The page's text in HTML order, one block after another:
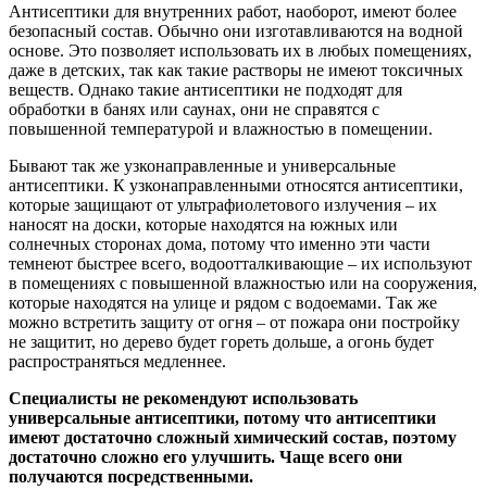
Антисептики для внутренних работ, наоборот, имеют более
безопасный состав. Обычно они изготавливаются на водной
основе. Это позволяет использовать их в любых помещениях,
даже в детских, так как такие растворы не имеют токсичных
веществ. Однако такие антисептики не подходят для
обработки в банях или саунах, они не справятся с
повышенной температурой и влажностью в помещении.
Бывают так же узконаправленные и универсальные
антисептики. К узконаправленными относятся антисептики,
которые защищают от ультрафиолетового излучения – их
наносят на доски, которые находятся на южных или
солнечных сторонах дома, потому что именно эти части
темнеют быстрее всего, водоотталкивающие – их используют
в помещениях с повышенной влажностью или на сооружения,
которые находятся на улице и рядом с водоемами. Так же
можно встретить защиту от огня – от пожара они постройку
не защитит, но дерево будет гореть дольше, а огонь будет
распространяться медленнее.
Специалисты не рекомендуют использовать
универсальные антисептики, потому что антисептики
имеют достаточно сложный химический состав, поэтому
достаточно сложно его улучшить. Чаще всего они
получаются посредственными.